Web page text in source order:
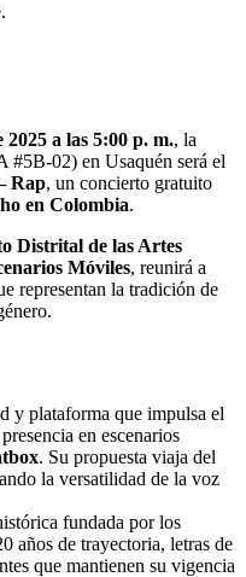
2025 a las 5:00 p. m., la
#5B-02) en Usaquén será el
Rap, un concierto gratuito
en Colombia.
Distrital de las Artes
Móviles, reunirá a
representan la tradición de
y plataforma que impulsa el
en escenarios
. Su propuesta viaja del
la versatilidad de la voz
fundada por los
años de trayectoria, letras de
que mantienen su vigencia